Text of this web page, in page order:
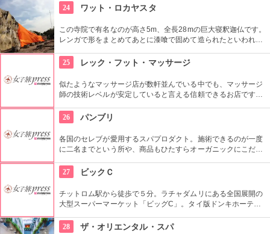
です。
24 ワット・ロカヤスタ
この寺院で有名なのが高さ5m、全長28mの巨大寝釈迦仏です。
レンガで形をまとめてあとに漆喰で固めて造られたといわれる
す。
25 レック・フット・マッサージ
似たようなマッサージ店が数軒並んでいる中でも、マッサージ
師の技術レベルが安定していると言える信頼できるお店です。
26
パンブリ
各国のセレブが愛用するスパプロダクト。施術できるのが一度
に二名までという所や、商品もひたすらオーガニックにこだわ
う。
27 ビックＣ
チットロム駅から徒歩で５分。ラチャダムリにある全国展開の
大型スーパーマーケット「ビッグC」。タイ版ドンキホーテと
28
ザ・オリエンタル・スパ